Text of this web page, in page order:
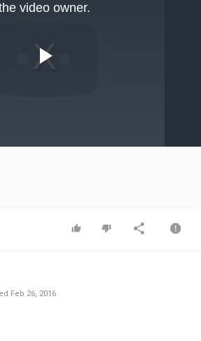
Video
video owner.
Feb 26, 2016